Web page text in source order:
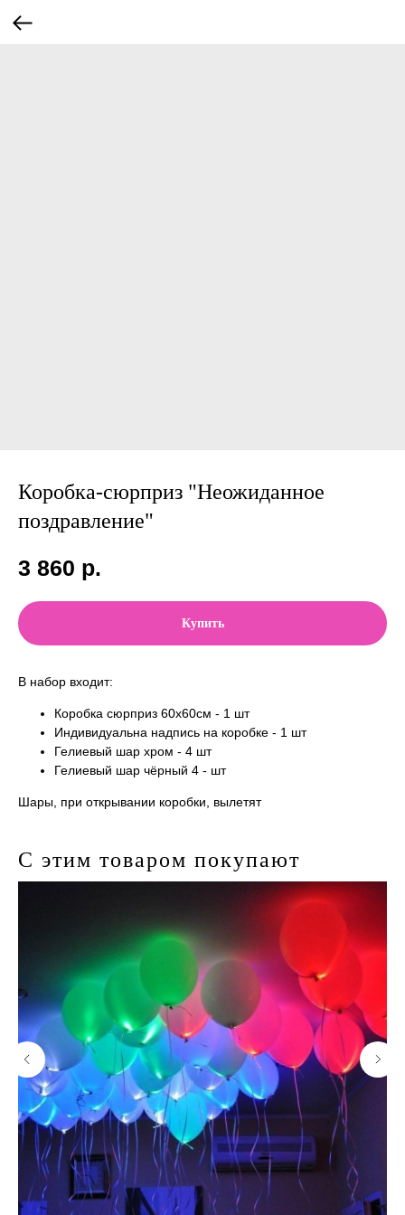
Коробка-сюрприз "Неожиданное
поздравление"
3 860 р.
Купить
В набор входит:
Коробка сюрприз 60x60см - 1 шт
Индивидуальна надпись на коробке - 1 шт
Гелиевый шар хром - 4 шт
Гелиевый шар чёрный 4 - шт
Шары, при открывании коробки, вылетят
С этим товаром покупают